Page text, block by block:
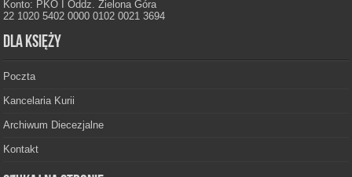
Konto: PKO I Oddz. Zielona Góra
22 1020 5402 0000 0102 0021 3694
Dla księży
Poczta
Kancelaria Kurii
Archiwum Diecezjalne
Kontakt